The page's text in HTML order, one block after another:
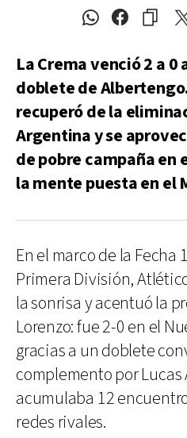
La Crema venció 2 a 0
doblete de
recuperó de la
Argentina y se
de pobre campaña en
la mente puesta en el
En el marco de la Fecha
Primera División,
la sonrisa y acentuó la
Lorenzo: fue 2-0 en el
gracias a un doblete
complemento por
acumulaba 12
redes rivales.